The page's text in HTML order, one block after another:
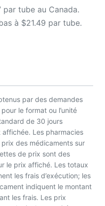
tube au Canada.
à $21.49 par tube.
par des demandes
le format ou l’unité
de 30 jours
affichée. Les pharmacies
des médicaments sur
de prix sont des
le prix affiché. Les totaux
les frais d’exécution; les
indiquent le montant
les frais. Les prix